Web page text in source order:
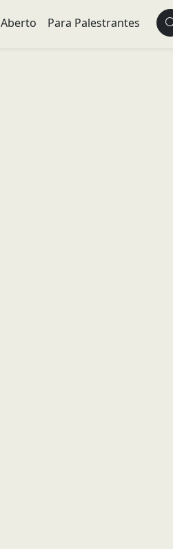
Para Palestrantes